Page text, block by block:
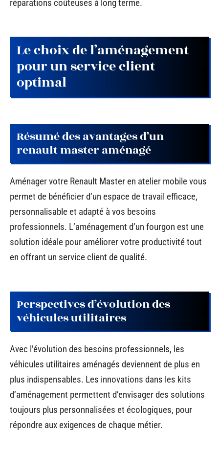
réparations coûteuses à long terme.
Le choix de l’aménagement
pour un service client
optimal
Résumé des avantages d’un
renault master aménagé
Aménager votre Renault Master en atelier mobile vous
permet de bénéficier d’un espace de travail efficace,
personnalisable et adapté à vos besoins
professionnels. L’aménagement d’un fourgon est une
solution idéale pour améliorer votre productivité tout
en offrant un service client de qualité.
Perspectives d’évolution des
véhicules utilitaires
Avec l’évolution des besoins professionnels, les
véhicules utilitaires aménagés deviennent de plus en
plus indispensables. Les innovations dans les kits
d’aménagement permettent d’envisager des solutions
toujours plus personnalisées et écologiques, pour
répondre aux exigences de chaque métier.